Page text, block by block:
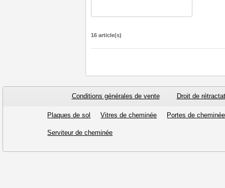
16 article(s)
Conditions générales de vente Droit de
Plaques de sol Vitres de cheminée Portes de cheminée
Serviteur de cheminée